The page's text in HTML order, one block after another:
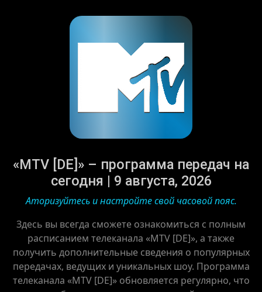
«MTV [DE]» – программа передач на
сегодня | 9 августа, 2026
Аторизуйтесь и настройте свой часовой пояс.
Здесь вы всегда сможете ознакомиться с полным
расписанием телеканала «MTV [DE]», а также
получить дополнительные сведения о популярных
передачах, ведущих и уникальных шоу. Программа
телеканала «MTV [DE]» обновляется регулярно, что